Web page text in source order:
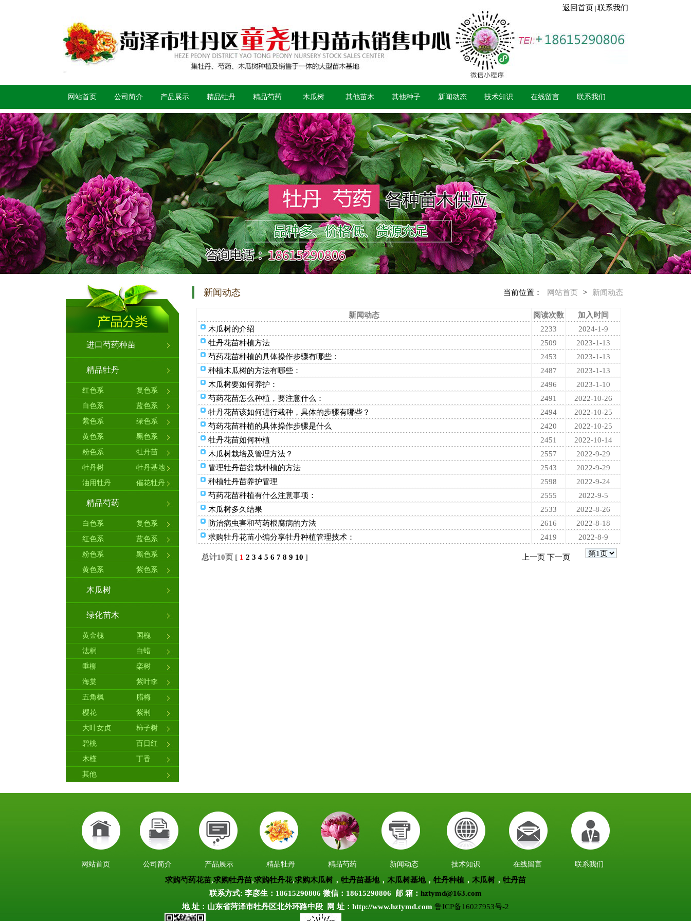
返回首页 联系我们
网站首页 公司简介 产品展示 精品牡丹 精品芍药 木瓜树 其他苗木 其他种子 新闻动态 技术知识 在线留言 联系我们
进口芍药种苗
精品牡丹
红色系
复色系
白色系
蓝色系
紫色系
绿色系
黄色系
黑色系
粉色系
牡丹苗
牡丹树
牡丹基地
油用牡丹
催花牡丹
精品芍药
白色系
复色系
红色系
蓝色系
粉色系
黑色系
黄色系
紫色系
木瓜树
绿化苗木
黄金槐
国槐
法桐
白蜡
垂柳
栾树
海棠
紫叶李
五角枫
腊梅
樱花
紫荆
大叶女贞
柿子树
碧桃
百日红
木槿
丁香
其他
新闻动态 新闻动态
>
网站首页
当前位置：
新闻动态 阅读次数
加入时间
木瓜树的介绍
2233
2024-1-9
牡丹花苗种植方法
2509
2023-1-13
芍药花苗种植的具体操作步骤有哪些：
2453
2023-1-13
种植木瓜树的方法有哪些：
2487
2023-1-13
木瓜树要如何养护：
2496
2023-1-10
芍药花苗怎么种植，要注意什么：
2491
2022-10-26
牡丹花苗该如何进行栽种，具体的步骤有哪些？
2494
2022-10-25
芍药花苗种植的具体操作步骤是什么
2420
2022-10-25
牡丹花苗如何种植
2451
2022-10-14
木瓜树栽培及管理方法？
2557
2022-9-29
管理牡丹苗盆栽种植的方法
2543
2022-9-29
种植牡丹苗养护管理
2598
2022-9-24
芍药花苗种植有什么注意事项：
2555
2022-9-5
木瓜树多久结果
2533
2022-8-26
防治病虫害和芍药根腐病的方法
2616
2022-8-18
求购牡丹花苗小编分享牡丹种植管理技术：
2419 2022-8-9
总计10页 [ 1 2 3 4 5 6 7 8 9 10 ] 上一页 下一页
网站首页 公司简介 产品展示 精品牡丹 精品芍药 新闻动态 技术知识 在线留言 联系我们
求购芍药花苗,求购牡丹苗,求购牡丹花,求购木瓜树 ， 牡丹苗基地， 木瓜树基地， 牡丹种植 ， 木瓜树 ， 牡丹苗
联系方式: 李彦生：18615290806 微信： 18615290806 邮 箱： hztymd@163.com
地 址：山东省菏泽市牡丹区北外环路中段 网 址：http://www.hztymd.com 鲁ICP备16027953号-2